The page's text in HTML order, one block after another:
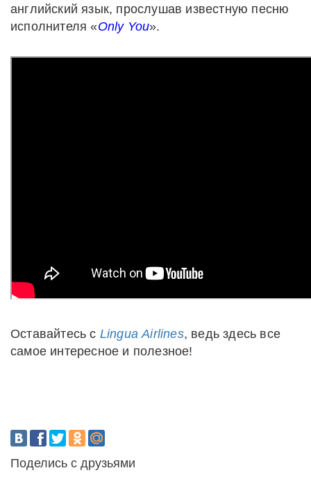
английский язык, прослушав известную песню
исполнителя «Only You».
Оставайтесь с Lingua Airlines, ведь здесь все
самое интересное и полезное!
Поделись с друзьями